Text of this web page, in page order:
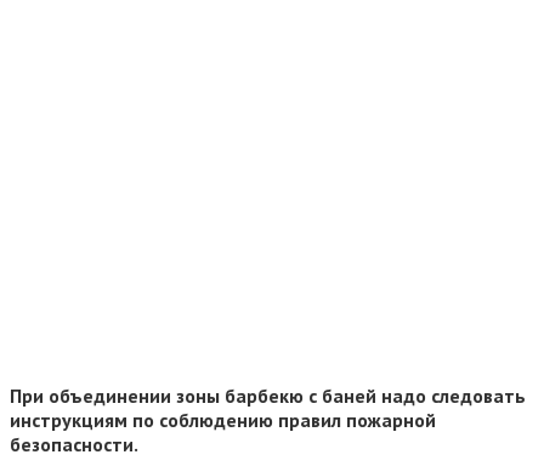
При объединении зоны барбекю с баней надо следовать
инструкциям по соблюдению правил пожарной
безопасности.